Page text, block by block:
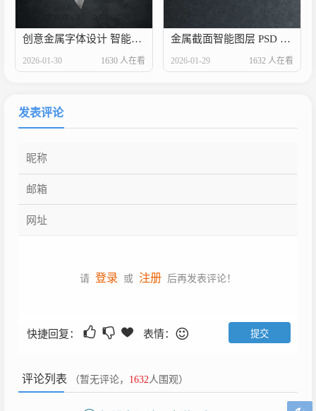
创意金属字体设计 智能图层一键替换可做资料卡背景
2026-01-30 1630 人在看
金属截面智能图层 PSD 新版二改原创下载
2026-01-29 1632 人在看
发表评论
请 登录 或 注册 后再发表评论！
快捷回复： 表情：
评论列表 （暂无评论， 1632人围观）